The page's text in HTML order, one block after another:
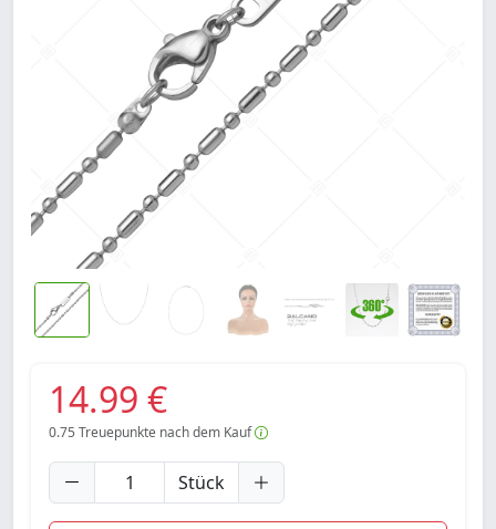
14.99 €
0.75 Treuepunkte nach dem Kauf
Stück